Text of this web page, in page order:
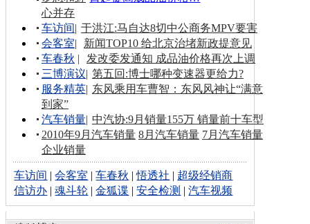
心并存
车访间| 于洪江:马自达8切中公商务MPV要害
会客室|
新闻TOP10 给北京治堵新政提意见
车春秋 |
发改委发通知 成品油价格再次上调
三博演议| 第五回:博士哪种变速器更给力?
服务精英| 东风乘用车曹智：东风风神让“满意
到家”
汽车销量| 中汽协:9月销量155万 销量前十车型
2010年9月汽车销量 8月汽车销量 7月汽车销量
企业销量
车访间 |会客室 |车春秋 |悟透社 | 超级经销商
信访办 |魂斗轮 |金狐谍 |安全检测 |汽车视频